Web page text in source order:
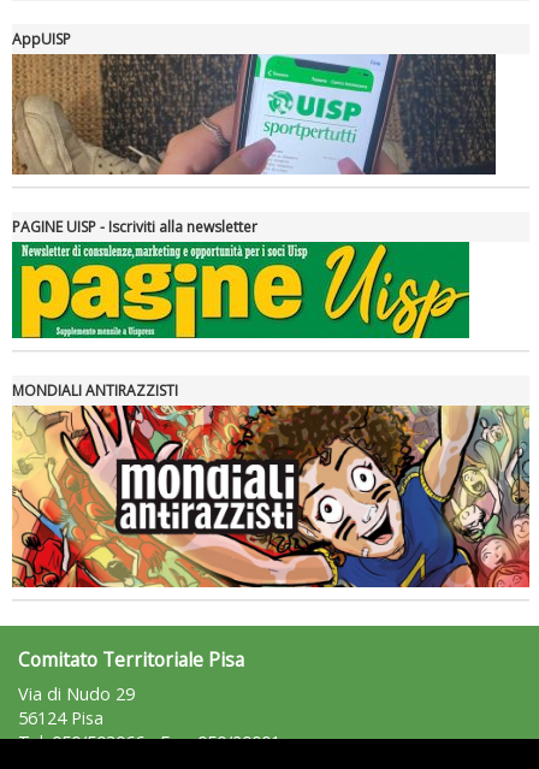
AppUISP
PAGINE UISP - Iscriviti alla newsletter
MONDIALI ANTIRAZZISTI
Comitato Territoriale Pisa
Via di Nudo 29
56124 Pisa
Tel: 050/503066 - Fax: 050/20001